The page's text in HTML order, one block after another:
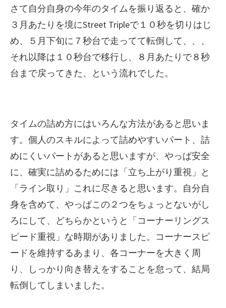
さて自分自身の今年のタイムを振り返ると、確か
３月あたりを境にStreet Tripleで１０秒を切りはじ
め、５月下旬に７秒台で走ってて転倒して、、、
それ以降は１０秒台で移行し、８月あたりで８秒
台まで戻ってきた、という流れでした。
タイムの詰め方にはいろんな方法があると思いま
す。個人のスキルによって詰めやすいパート、詰
めにくいパートがあると思いますが、やっぱ安全
に、確実に詰めるためには「立ち上がり重視」と
「ライン取り」これに尽きると思います。自分自
身を含めて、やっぱこの２つをちょっとないがし
ろにして、どちらかというと「コーナーリングス
ピード重視」な時期がありました。コーナースピ
ードを維持するあまり、各コーナーを大きく周
り、しっかり向き替えをすることを怠って、結局
転倒してしまいました。